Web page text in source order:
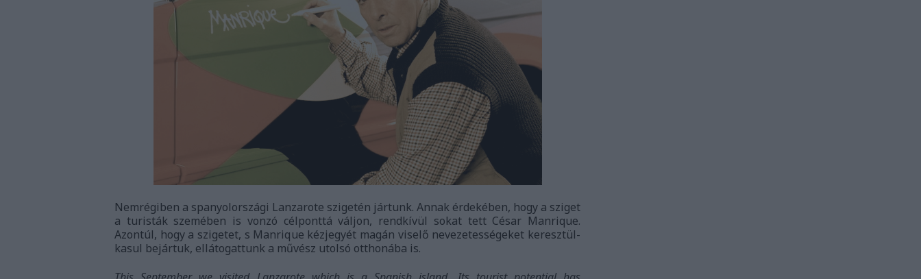
Nemrégiben a spanyolországi Lanzarote szigetén jártunk. Annak érdekében, hogy a sziget
a turisták szemében is vonzó célponttá váljon, rendkívül sokat tett César Manrique.
Azontúl, hogy a szigetet, s Manrique kézjegyét magán viselő nevezetességeket keresztül-
kasul bejártuk, ellátogattunk a művész utolsó otthonába is.